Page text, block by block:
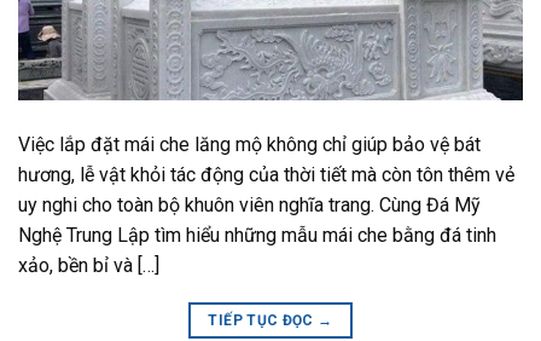
Việc lắp đặt mái che lăng mộ không chỉ giúp bảo vệ bát
hương, lễ vật khỏi tác động của thời tiết mà còn tôn thêm vẻ
uy nghi cho toàn bộ khuôn viên nghĩa trang. Cùng Đá Mỹ
Nghệ Trung Lập tìm hiểu những mẫu mái che bằng đá tinh
xảo, bền bỉ và […]
TIẾP TỤC ĐỌC →